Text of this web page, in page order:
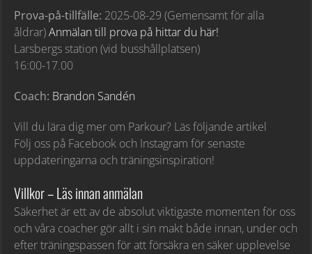
Prova-på-tillfälle: 2025-08-29 (Gemensamt för alla
åldrar)Anmälan till prova på hittar du här!
Larsbergs station (vid busshållplatsen)
16:00-17.00
Coach: Brandon Sandén
Vill du lära dig mer om Parkour? Läs följande artikel
Följ oss på Facebook och Instagram för senaste
uppdateringarna och träningsinspiration!
Villkor – Läs innan anmälan
Säkerhet är ett av de absolut viktigaste momenten för oss
och våra coacher gör allt i sin makt både innan, under och
efter träningspassen för att försäkra en säker upplevelse